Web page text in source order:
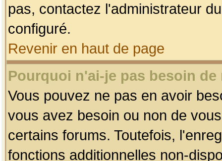
pas, contactez l'administrateur
configuré.
Revenir en haut de page
Pourquoi n'ai-je pas besoin
Vous pouvez ne pas en avoir
vous avez besoin ou non de
certains forums. Toutefois,
fonctions additionnelles non-